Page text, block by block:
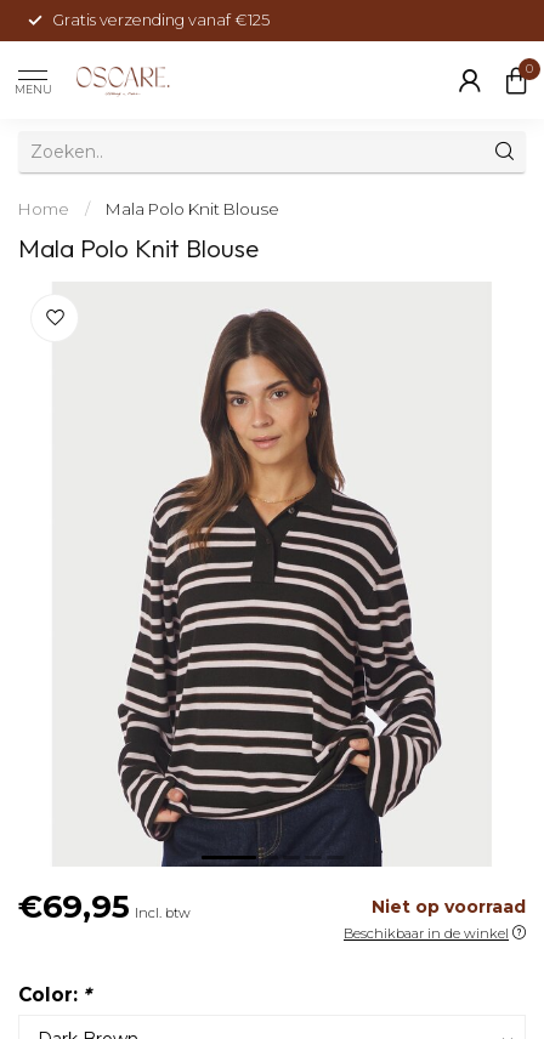
Gratis verzending vanaf €125
MENU
0
Home / Mala Polo Knit Blouse
Mala Polo Knit Blouse
€69,95 Incl. btw Niet op voorraad
Beschikbaar in de winkel
Color: *